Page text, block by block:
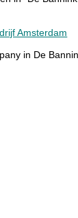
Amsterdam
in De